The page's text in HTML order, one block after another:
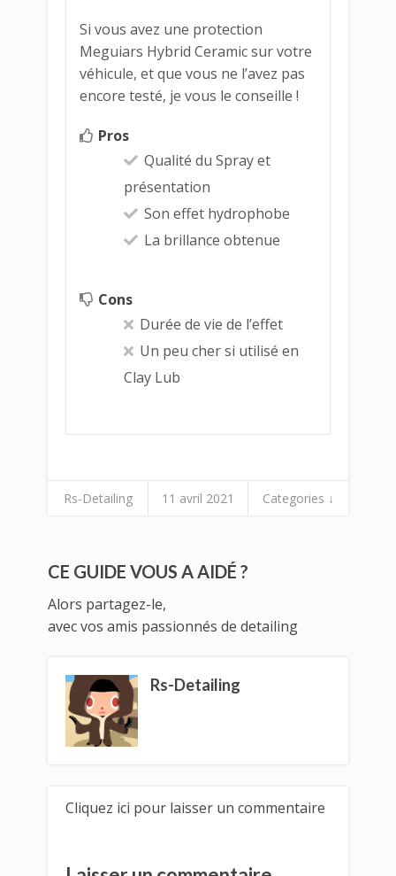
Si vous avez une protection
Meguiars Hybrid Ceramic sur votre
véhicule, et que vous ne l’avez pas
encore testé, je vous le conseille !
Pros
Qualité du Spray et
présentation
Son effet hydrophobe
La brillance obtenue
Cons
Durée de vie de l’effet
Un peu cher si utilisé en
Clay Lub
Rs-Detailing 11 avril 2021 Categories ↓
CE GUIDE VOUS A AIDÉ ?
Alors partagez-le,
avec vos amis passionnés de detailing
Rs-Detailing
Cliquez ici pour laisser un commentaire